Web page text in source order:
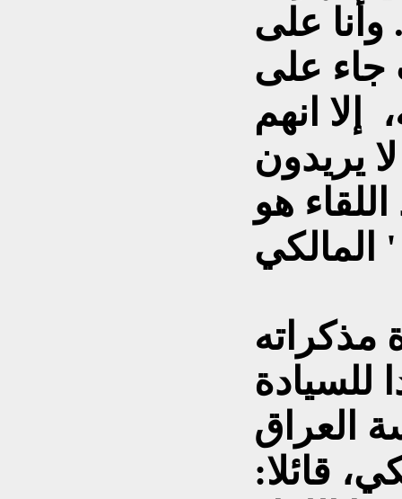
وأنا على
جاء على
انهم
يريدون
هو
' .
مذكراته
للسيادة
العراق
قائلا: